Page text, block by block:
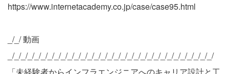
https://www.internetacademy.co.jp/case/case95.html
_/_/ 動画
_/_/_/_/_/_/_/_/_/_/_/_/_/_/_/_/_/_/_/_/_/_/_/_/_/_/_/_/_/_/_/